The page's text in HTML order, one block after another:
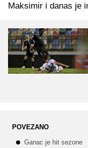
Maksimir i danas je
POVEZANO
Ganac je hit sezone